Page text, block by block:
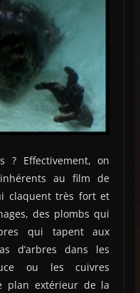
? Effectivement, on
au film de
claquent très fort et
des plombs qui
qui tapent aux
d’arbres dans les
ou les cuivres
plan extérieur de la